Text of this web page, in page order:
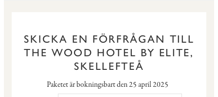
SKICKA EN FÖRFRÅGAN TILL
THE WOOD HOTEL BY ELITE,
SKELLEFTEÅ
Paketet är bokningsbart den 25 april 2025